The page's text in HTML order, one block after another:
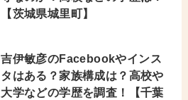
【茨城県城里町】
吉伊敏彦のFacebookやインス
タはある？家族構成は？高校や
大学などの学歴を調査！【千葉